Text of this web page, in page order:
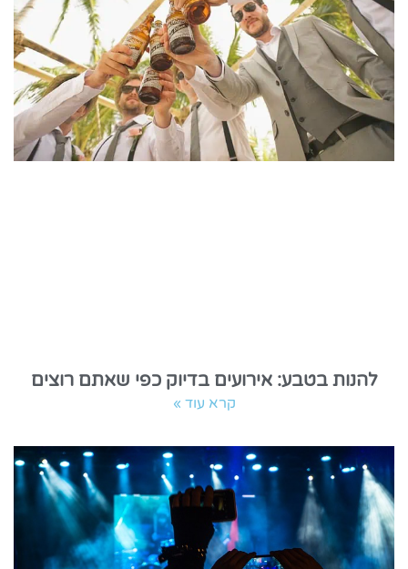
להנות בטבע: אירועים בדיוק כפי שאתם רוצים
קרא עוד »